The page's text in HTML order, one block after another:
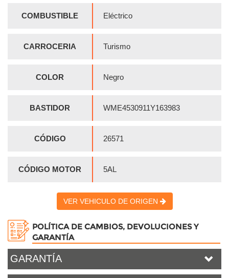
COMBUSTIBLE Eléctrico
CARROCERIA Turismo
COLOR Negro
BASTIDOR WME4530911Y163983
CÓDIGO 26571
CÓDIGO MOTOR 5AL
VER VEHICULO DE ORIGEN
POLÍTICA DE CAMBIOS, DEVOLUCIONES Y
GARANTÍA
GARANTÍA